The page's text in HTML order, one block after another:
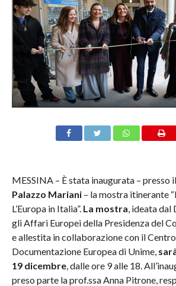
MESSINA – È stata inaugurata – presso
Palazzo Mariani– la mostra itinerante
L’Europa in Italia”. La mostra , ideata
gli Affari Europei della Presidenza del
e allestita in collaborazione con il
Documentazione Europea di Unime,
19 dicembre, dalle ore 9 alle 18.
preso parte la prof.ssa Anna Pitrone,